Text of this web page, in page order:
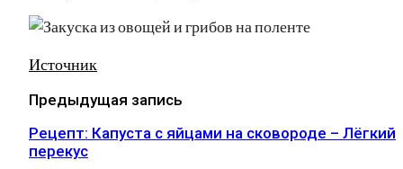
Источник
Предыдущая запись
Рецепт: Капуста с яйцами на сковороде – Лёгкий
перекус